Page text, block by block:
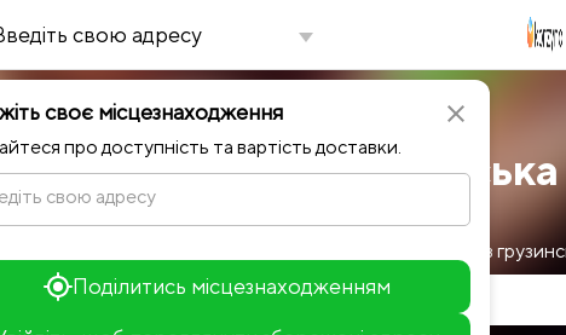
close
своє місцезнаходження
про доступність та вартість доставки.
свою адресу
Поділитись місцезнаходженням
Замовити
Заклади з